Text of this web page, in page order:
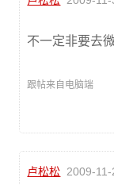
不一定非要去
跟帖来自电脑端
卢松松 2009-